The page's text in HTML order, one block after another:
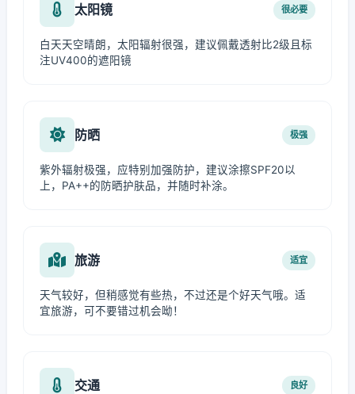
太阳镜 很必要
白天天空晴朗，太阳辐射很强，建议佩戴透射比2级且标
注UV400的遮阳镜
防晒 极强
紫外辐射极强，应特别加强防护，建议涂擦SPF20以
上，PA++的防晒护肤品，并随时补涂。
旅游 适宜
天气较好，但稍感觉有些热，不过还是个好天气哦。适
宜旅游，可不要错过机会呦！
交通 良好